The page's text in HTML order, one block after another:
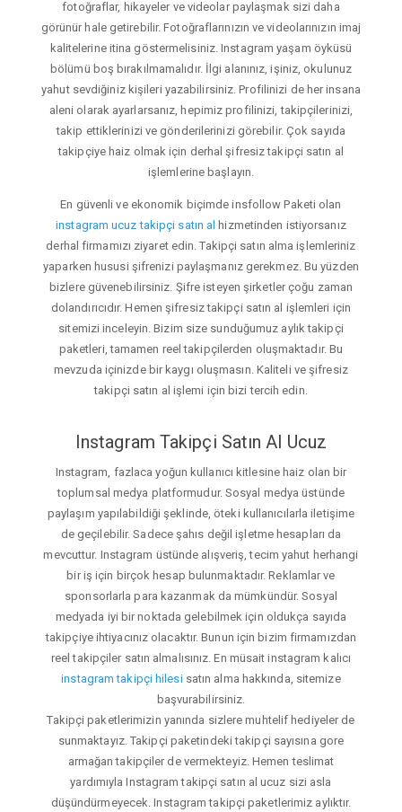
fotoğraflar, hikayeler ve videolar paylaşmak sizi daha
görünür hale getirebilir. Fotoğraflarınızın ve videolarınızın imaj
kalitelerine itina göstermelisiniz. Instagram yaşam öyküsü
bölümü boş bırakılmamalıdır. İlgi alanınız, işiniz, okulunuz
yahut sevdiğiniz kişileri yazabilirsiniz. Profilinizi de her insana
aleni olarak ayarlarsanız, hepimiz profilinizi, takipçilerinizi,
takip ettiklerinizi ve gönderilerinizi görebilir. Çok sayıda
takipçiye haiz olmak için derhal şifresiz takipçi satın al
işlemlerine başlayın.
En güvenli ve ekonomik biçimde insfollow Paketi olan
instagram ucuz takipçi satın al hizmetinden istiyorsanız
derhal firmamızı ziyaret edin. Takipçi satın alma işlemleriniz
yaparken hususi şifrenizi paylaşmanız gerekmez. Bu yüzden
bizlere güvenebilirsiniz. Şifre isteyen şirketler çoğu zaman
dolandırıcıdır. Hemen şifresiz takipçi satın al işlemleri için
sitemizi inceleyin. Bizim size sunduğumuz aylık takipçi
paketleri, tamamen reel takipçilerden oluşmaktadır. Bu
mevzuda içinizde bir kaygı oluşmasın. Kaliteli ve şifresiz
takipçi satın al işlemi için bizi tercih edin.
Instagram Takipçi Satın Al Ucuz
Instagram, fazlaca yoğun kullanıcı kitlesine haiz olan bir
toplumsal medya platformudur. Sosyal medya üstünde
paylaşım yapılabildiği şeklinde, öteki kullanıcılarla iletişime
de geçilebilir. Sadece şahıs değil işletme hesapları da
mevcuttur. Instagram üstünde alışveriş, tecim yahut herhangi
bir iş için birçok hesap bulunmaktadır. Reklamlar ve
sponsorlarla para kazanmak da mümkündür. Sosyal
medyada iyi bir noktada gelebilmek için oldukça sayıda
takipçiye ihtiyacınız olacaktır. Bunun için bizim firmamızdan
reel takipçiler satın almalısınız. En müsait instagram kalıcı
instagram takipçi hilesisatın alma hakkında, sitemize
başvurabilirsiniz.
Takipçi paketlerimizin yanında sizlere muhtelif hediyeler de
sunmaktayız. Takipçi paketindeki takipçi sayısına gore
armağan takipçiler de vermekteyiz. Hemen teslimat
yardımıyla Instagram takipçi satın al ucuz sizi asla
düşündürmeyecek. Instagram takipçi paketlerimiz aylıktır.